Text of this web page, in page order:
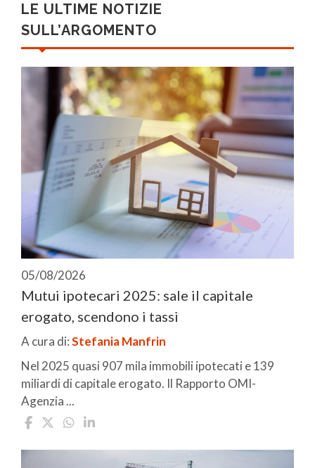
LE ULTIME NOTIZIE
SULL’ARGOMENTO
05/08/2026
Mutui ipotecari 2025: sale il capitale
erogato, scendono i tassi
A cura di:Stefania Manfrin
Nel 2025 quasi 907 mila immobili ipotecati e 139
miliardi di capitale erogato. Il Rapporto OMI-
Agenzia ...